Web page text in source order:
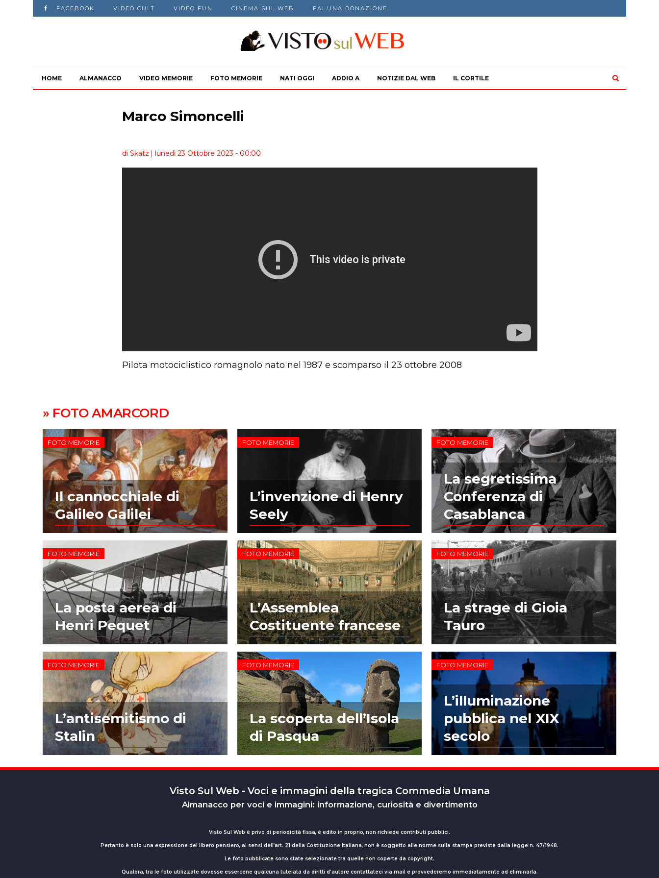
FACEBOOK VIDEO CULT VIDEO FUN CINEMA SUL WEB FAI UNA DONAZIONE
HOME ALMANACCO VIDEO MEMORIE FOTO MEMORIE NATI OGGI ADDIO A NOTIZIE DAL WEB IL CORTILE
Marco Simoncelli
di Skatz | lunedì 23 Ottobre 2023 - 00:00
Pilota motociclistico romagnolo nato nel 1987 e scomparso il 23 ottobre 2008
» FOTO AMARCORD
FOTO MEMORIE
Il cannocchiale di
Galileo Galilei
FOTO MEMORIE
L’invenzione di Henry
Seely
FOTO MEMORIE
La segretissima
Conferenza di
Casablanca
FOTO MEMORIE
La posta aerea di
Henri Pequet
FOTO MEMORIE
L’Assemblea
Costituente francese
FOTO MEMORIE
La strage di Gioia
Tauro
FOTO MEMORIE
L’antisemitismo di
Stalin
FOTO MEMORIE
La scoperta dell’Isola
di Pasqua
FOTO MEMORIE
L’illuminazione
pubblica nel XIX
secolo
Visto Sul Web - Voci e immagini della tragica Commedia Umana
Almanacco per voci e immagini: informazione, curiosità e divertimento
Visto Sul Web è privo di periodicità fissa, è edito in proprio, non richiede contributi pubblici.
Pertanto è solo una espressione del libero pensiero, ai sensi dell’art. 21 della Costituzione Italiana, non è soggetto alle norme sulla stampa previste dalla legge n. 47/1948.
Le foto pubblicate sono state selezionate tra quelle non coperte da copyright.
Qualora, tra le foto utilizzate dovesse essercene qualcuna tutelata da diritti d'autore contattateci via mail e provvederemo immediatamente ad eliminarla.